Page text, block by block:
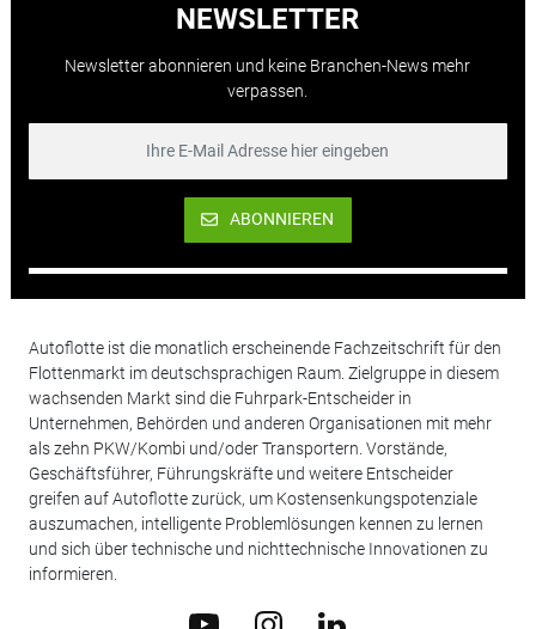
NEWSLETTER
Newsletter abonnieren und keine Branchen-News mehr
verpassen.
ABONNIEREN
Autoflotte ist die monatlich erscheinende Fachzeitschrift für den
Flottenmarkt im deutschsprachigen Raum. Zielgruppe in diesem
wachsenden Markt sind die Fuhrpark-Entscheider in
Unternehmen, Behörden und anderen Organisationen mit mehr
als zehn PKW/Kombi und/oder Transportern. Vorstände,
Geschäftsführer, Führungskräfte und weitere Entscheider
greifen auf Autoflotte zurück, um Kostensenkungspotenziale
auszumachen, intelligente Problemlösungen kennen zu lernen
und sich über technische und nichttechnische Innovationen zu
informieren.